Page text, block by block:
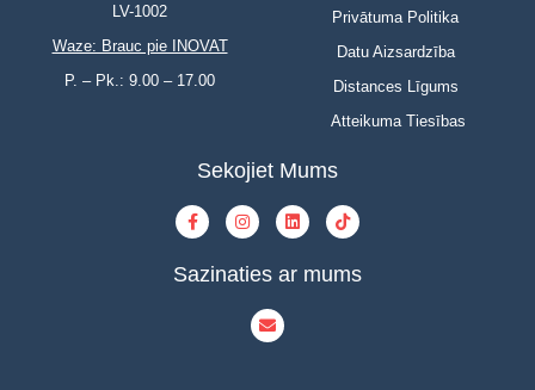
LV-1002
Waze: Brauc pie INOVAT
P. – Pk.: 9.00 – 17.00
Privātuma Politika
Datu Aizsardzība
Distances Līgums
Atteikuma Tiesības
Sekojiet Mums
Sazinaties ar mums